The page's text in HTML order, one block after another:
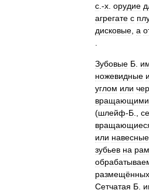
с .-х орудие
агрегате с
дисковые а
Зубовые Б
ножевидные и
углом или
(шлейф-Б
или навесные
зубьев на
размещённых
Сетчатая Б